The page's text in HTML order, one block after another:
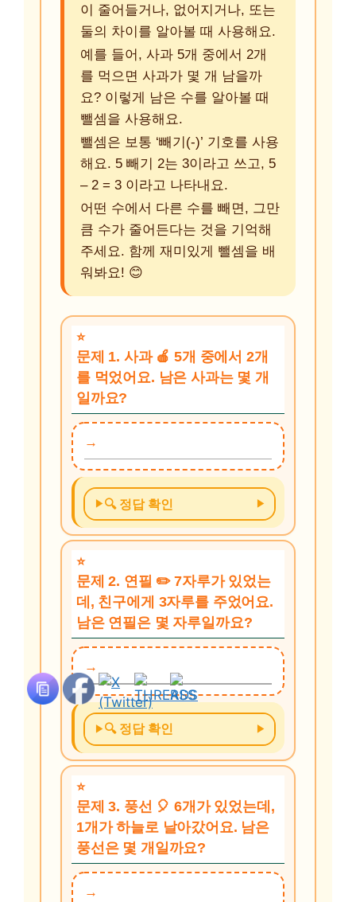
이 줄어들거나, 없어지거나, 또는
둘의 차이를 알아볼 때 사용해요.
예를 들어, 사과 5개 중에서 2개
를 먹으면 사과가 몇 개 남을까
요? 이렇게 남은 수를 알아볼 때
뺄셈을 사용해요.
뺄셈은 보통 ‘빼기(-)’ 기호를 사용
해요. 5 빼기 2는 3이라고 쓰고, 5
– 2 = 3 이라고 나타내요.
어떤 수에서 다른 수를 빼면, 그만
큼 수가 줄어든다는 것을 기억해
주세요. 함께 재미있게 뺄셈을 배
워봐요! 😊
문제 1. 사과 🍎 5개 중에서 2개
를 먹었어요. 남은 사과는 몇 개
일까요?
🔍 정답 확인
문제 2. 연필 ✏️ 7자루가 있었는
데, 친구에게 3자루를 주었어요.
남은 연필은 몇 자루일까요?
🔍 정답 확인
문제 3. 풍선 🎈 6개가 있었는데,
1개가 하늘로 날아갔어요. 남은
풍선은 몇 개일까요?